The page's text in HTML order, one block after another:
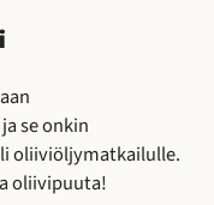
se onkin
oliiviöljymatkailulle.
oliivipuuta!